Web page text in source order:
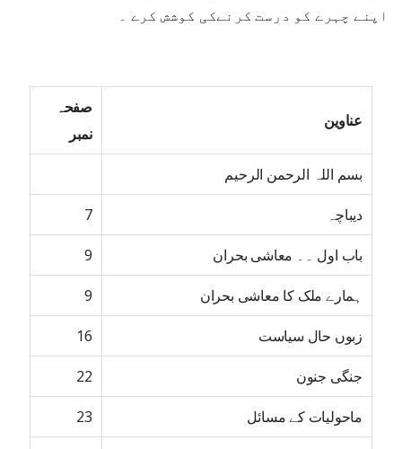
اپنے چہرے کو درست کرنےکی کوشش کرے ۔
عناوین
صفحہ
نمبر
بسم اللہ الرحمن الرحیم
دیباچہ 7
باب اول ۔۔ معاشی بحران 9
ہمارے ملک کا معاشی بحران 9
زبوں حال سیاست 16
جنگی جنون 22
ماحولیات کے مسائل 23